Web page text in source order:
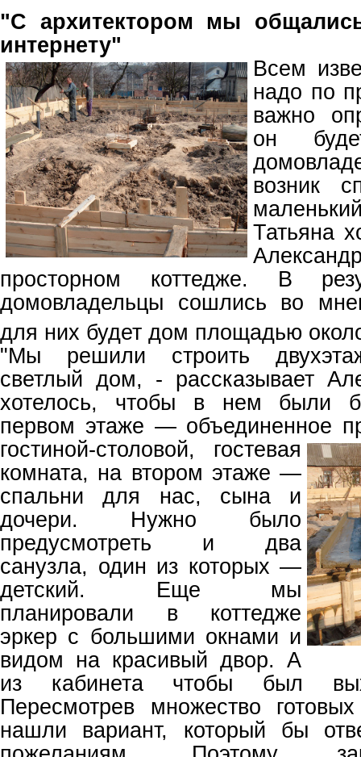
"С архитектором мы
интернету"
Всем
надо по
важно
он
возник
Татьяна
просторном коттедже. В
домовладельцы сошлись во
для них будет дом площадью
"Мы решили строить
светлый дом, - рассказывает
хотелось, чтобы в нем были
первом этаже — объединенное
гостиной-столовой, гостевая
комната, на втором этаже —
спальни для нас, сына и
дочери. Нужно было
предусмотреть и два
санузла, один из которых —
детский. Еще мы
планировали в коттедже
эркер с большими окнами и
видом на красивый двор. А
из кабинета чтобы был
Пересмотрев множество
нашли вариант, который бы